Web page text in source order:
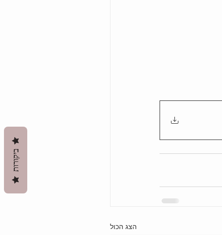
הצג הכול
ביקורות